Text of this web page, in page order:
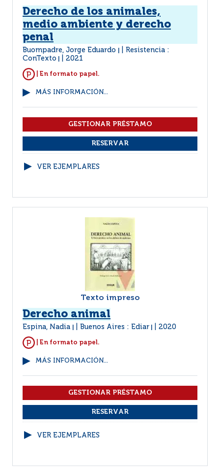
Derecho de los animales,
medio ambiente y derecho
penal
Buompadre, Jorge Eduardo
Resistencia :
ConTexto
2021
| En formato papel.
MÁS INFORMACIÓN...
VER EJEMPLARES
Texto impreso
Derecho animal
Espina, Nadia Buenos Aires : Ediar 2020
| En formato papel.
MÁS INFORMACIÓN...
VER EJEMPLARES